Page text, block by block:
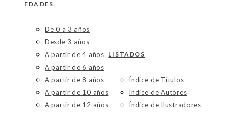
EDADES
De 0 a 3 años
Desde 3 años
A partir de 4 años
A partir de 6 años
A partir de 8 años
A partir de 10 años
A partir de 12 años
LISTADOS
Índice de Títulos
Índice de Autores
Índice de Ilustradores